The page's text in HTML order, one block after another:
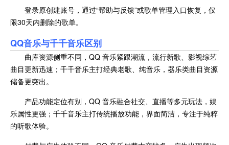
登录原创建账号，通过“帮助与反馈”或歌单管理入口恢复，仅
限30天内删除的歌单。
QQ音乐与千千音乐区别
曲库资源侧重不同，QQ 音乐紧跟潮流，流行新歌、影视综艺
曲目更新迅速；千千音乐主打经典老歌、纯音乐，器乐类曲目资源
储备更突出。
产品功能定位有别，QQ 音乐融合社交、直播等多元玩法，娱
乐属性更强；千千音乐主打传统播放功能，界面简洁，专注于纯粹
的听歌体验。